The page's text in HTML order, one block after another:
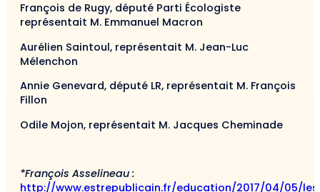
François de Rugy, député Parti Écologiste
représentait M. Emmanuel Macron
Aurélien Saintoul, représentait M. Jean-Luc
Mélenchon
Annie Genevard, député LR, représentait M. François
Fillon
Odile Mojon, représentait M. Jacques Cheminade
*François Asselineau :
http://www.estrepublicain.fr/education/2017/04/05/